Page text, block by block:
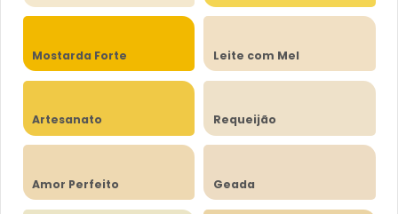
Mostarda Forte Leite com Mel
Artesanato Requeijão
Amor Perfeito Geada